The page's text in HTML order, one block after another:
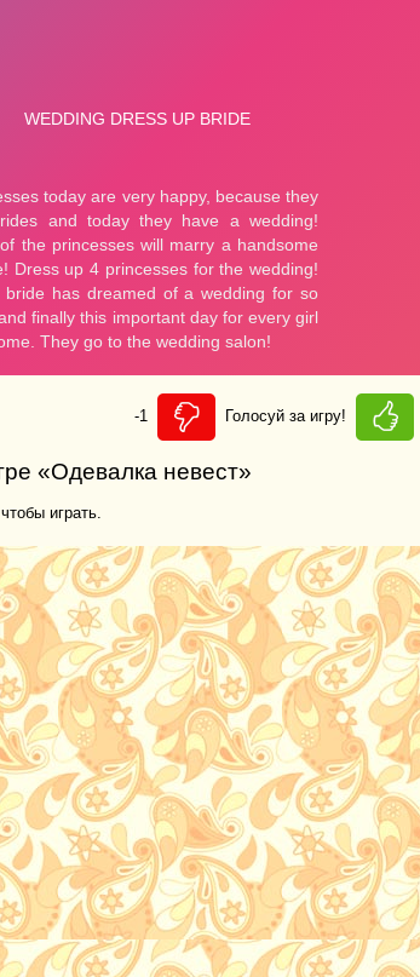
-1 Голосуй за игру!
«Одевалка невест»
играть.